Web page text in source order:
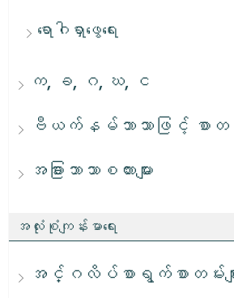
ရောဂါရှာဖွေရေး
က, ခ, ဂ, ဃ, င
ဗီယက်နမ်ဘာသာဖြင့် စာတမ်း
အခြားဘာသာစကားများ
အလုံးစုံကျန်းမာရေး
အင်္ဂလိပ်စာရွက်စာတမ်းမျ